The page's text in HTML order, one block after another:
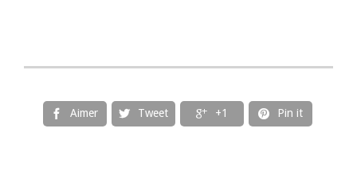
 Aimer  Tweet  +1  Pin it